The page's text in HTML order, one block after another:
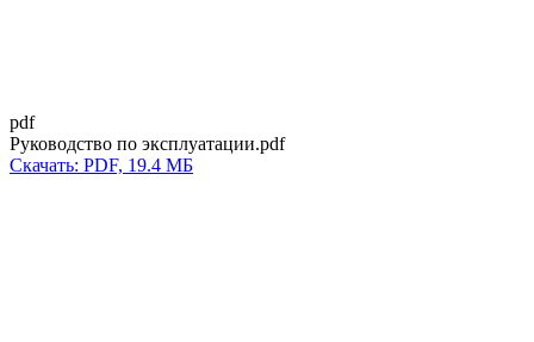
pdf
Руководство по эксплуатации.pdf
Скачать: PDF, 19.4 МБ